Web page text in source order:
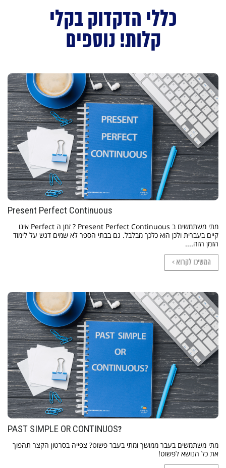
כללי הדקדוק בקלי
קלות! נוספים
Present Perfect Continuous
מתי משתמשים ב Present Perfect Continuous ? זמן ה Perfect אינו
קיים בעברית ולכן הוא כלכך מבלבל. גם בבתי הספר לא שמים דגש על לימוד
הזמן הזה....
המשיכו לקרוא >
PAST SIMPLE OR CONTINUOS?
מתי משתמשים בעבר ממושך ומתי בעבר פשוט? צפייה בסרטון הקצר תהפוך
את כל הנושא לפשוט!